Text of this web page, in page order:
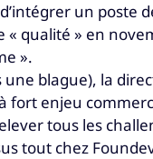
un poste
« qualité » en
».
une blague), la
fort enjeu
tous les
tout chez